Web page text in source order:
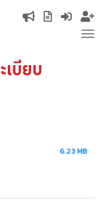
บียบ
6.23 MB